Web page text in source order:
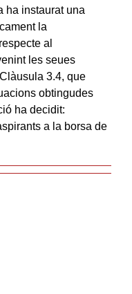
ha instaurat una
la
al
les seues
3.4, que
obtingudes
ha decidit:
a la borsa de